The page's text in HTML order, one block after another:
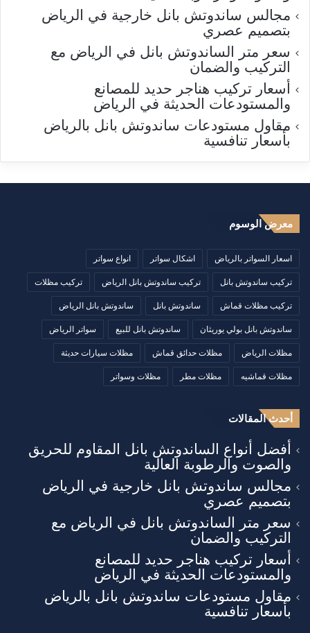
مجالس ساندوتش بانل خارجية في الرياض
بتصميم عصري
سعر متر الساندوتش بانل في الرياض مع
التركيب والضمان
أسعار تركيب هناجر حديد للمصانع
والمستودعات الحديثة في الرياض
مقاول مستودعات ساندوتش بانل بالرياض
بأسعار تنافسية
معرض الوسوم
اسعار السواتر بالرياض اشكال سواتر انواع سواتر
تركيب ساندوتش بانل تركيب ساندوتش بانل الرياض تركيب مظلات
تركيب مظلات قماش ساندوتش بانل ساندوتش بانل الرياض
ساندوتش بانل بولي يوريثان ساندوتش بانل للبيع سواتر الرياض
مظلات الرياض مظلات حدائق قماش مظلات سيارات حديثة
مظلات قماشيه مظلات مطر مظلات وسواتر
أحدث المقالات
أفضل أنواع الساندوتش بانل المقاوم للحريق
والصوت والرطوبة العالية
مجالس ساندوتش بانل خارجية في الرياض
بتصميم عصري
سعر متر الساندوتش بانل في الرياض مع
التركيب والضمان
أسعار تركيب هناجر حديد للمصانع
والمستودعات الحديثة في الرياض
مقاول مستودعات ساندوتش بانل بالرياض
بأسعار تنافسية